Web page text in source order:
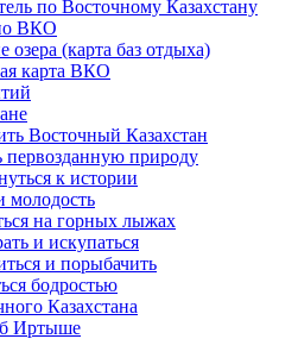
по Восточному Казахстану
ВКО
озера (карта баз отдыха)
карта ВКО
Восточный Казахстан
первозданную природу
к истории
молодость
на горных лыжах
и искупаться
и порыбачить
бодростью
Казахстана
Иртыше